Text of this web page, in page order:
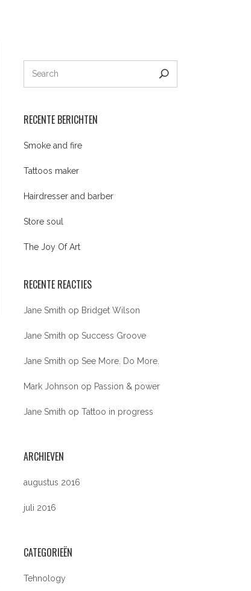
RECENTE BERICHTEN
Smoke and fire
Tattoos maker
Hairdresser and barber
Store soul
The Joy Of Art
RECENTE REACTIES
Jane Smith op Bridget Wilson
Jane Smith op Success Groove
Jane Smith op See More. Do More.
Mark Johnson op Passion & power
Jane Smith op Tattoo in progress
ARCHIEVEN
augustus 2016
juli 2016
CATEGORIEËN
Tehnology